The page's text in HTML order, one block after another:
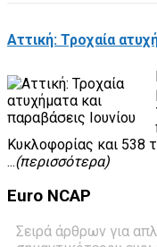
Αττική: Τροχαία
Κυκλοφορίας και 538
...(περισσότερα)
Euro NCAP
Σειρά άρθρων για